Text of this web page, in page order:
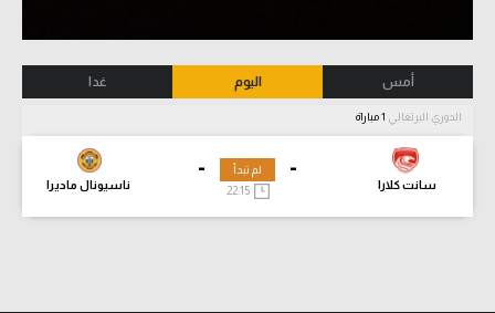
أمس اليوم غدا
الدوري البرتغالي
-
سانت كلارا
-
ناسيونال ماديرا
لم تبدأ
22:15